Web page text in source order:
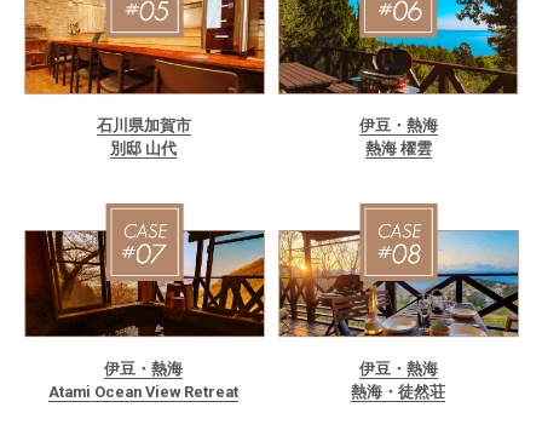
石川県加賀市
別邸 山代
伊豆・熱海
熱海 櫂雲
伊豆・熱海
Atami Ocean View Retreat
伊豆・熱海
熱海・徒然荘